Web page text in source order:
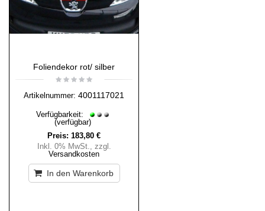
Foliendekor rot/ silber
Artikelnummer: 4001117021
Verfügbarkeit:
(verfügbar)
Preis: 183,80 €
Inkl. 0% MwSt., zzgl.
Versandkosten
In den Warenkorb